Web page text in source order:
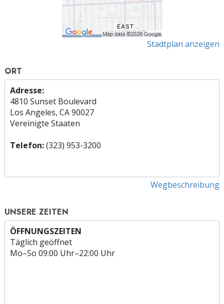
Stadtplan anzeigen
ORT
Adresse:
4810 Sunset Boulevard
Los Angeles, CA 90027
Vereinigte Staaten
Telefon:(323) 953-3200
Wegbeschreibung
UNSERE ZEITEN
ÖFFNUNGSZEITEN
Täglich geöffnet
Mo–So 09:00 Uhr–22:00 Uhr